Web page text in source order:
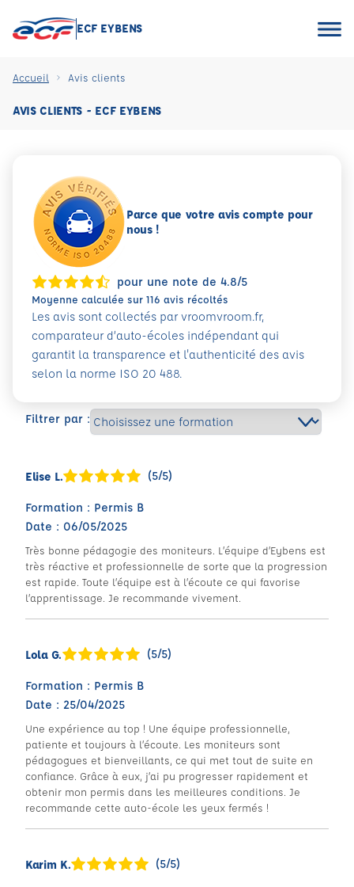
ECF EYBENS
Accueil Avis clients
AVIS CLIENTS - ECF EYBENS
Filtrer par :
Elise L. (5/5)
Formation : Permis B
Date : 06/05/2025
Très bonne pédagogie des moniteurs. L’équipe d’Eybens est
très réactive et professionnelle de sorte que la progression
est rapide. Toute l’équipe est à l’écoute ce qui favorise
l’apprentissage. Je recommande vivement.
Lola G. (5/5)
Formation : Permis B
Date : 25/04/2025
Une expérience au top ! Une équipe professionnelle,
patiente et toujours à l’écoute. Les moniteurs sont
pédagogues et bienveillants, ce qui met tout de suite en
confiance. Grâce à eux, j’ai pu progresser rapidement et
obtenir mon permis dans les meilleures conditions. Je
recommande cette auto-école les yeux fermés !
Karim K. (5/5)
Parce que votre avis compte pour
nous !
pour une note de 4.8/5
Moyenne calculée sur 116 avis récoltés
Les avis sont collectés par vroomvroom.fr,
comparateur d’auto-écoles indépendant qui
garantit la transparence et l'authenticité des avis
selon la norme ISO 20 488.